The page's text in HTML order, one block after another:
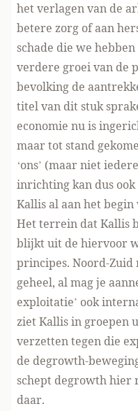
het verlagen van de
betere zorg of aan
schade die we
verdere groei van de
bevolking de
titel van dit stuk
economie nu is
maar tot stand
‘ons’ (maar niet
inrichting kan dus
Kallis al aan het
Het terrein dat Kallis
blijkt uit de hiervoor
principes. Noord-
geheel, al mag je
exploitatie’ ook
ziet Kallis in groepen
verzetten tegen die
de degrowth-
schept degrowth
daar.